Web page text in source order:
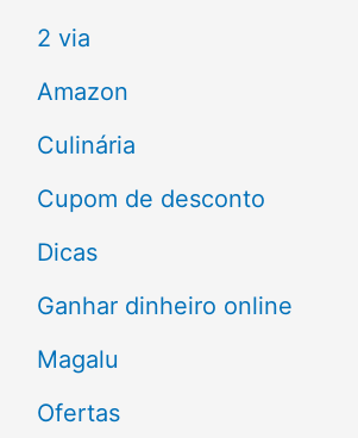
i
s
a
r
:
2 via
Amazon
Culinária
Cupom de desconto
Dicas
Ganhar dinheiro online
Magalu
Ofertas